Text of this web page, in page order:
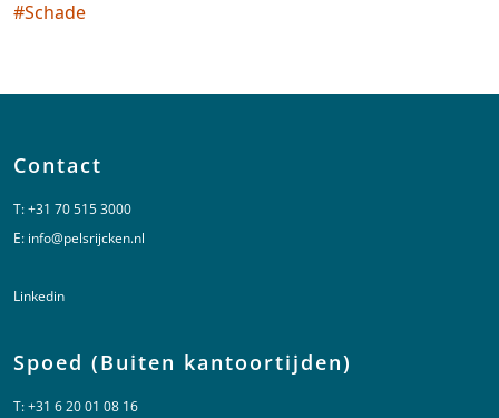
Social tags
#Schade
Contact
T:+31 70 515 3000
E: info@pelsrijcken.nl
Linkedin
Spoed (Buiten kantoortijden)
T:+31 6 20 01 08 16